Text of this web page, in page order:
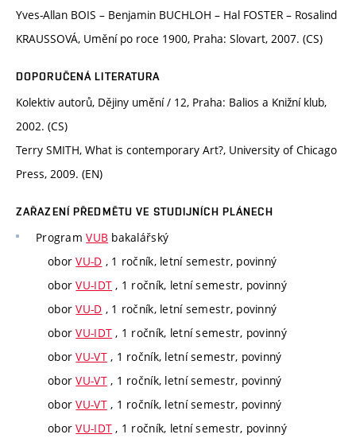
Yves-Allan BOIS – Benjamin BUCHLOH – Hal FOSTER – Rosalind
KRAUSSOVÁ, Umění po roce 1900, Praha: Slovart, 2007. (CS)
DOPORUČENÁ LITERATURA
Kolektiv autorů, Dějiny umění / 12, Praha: Balios a Knižní klub,
2002. (CS)
Terry SMITH, What is contemporary Art?, University of Chicago
Press, 2009. (EN)
ZAŘAZENÍ PŘEDMĚTU VE STUDIJNÍCH PLÁNECH
ProgramVUB bakalářský
oborVU-D , 1 ročník, letní semestr, povinný
oborVU-IDT , 1 ročník, letní semestr, povinný
oborVU-D , 1 ročník, letní semestr, povinný
oborVU-IDT , 1 ročník, letní semestr, povinný
oborVU-VT, 1 ročník, letní semestr, povinný
oborVU-VT, 1 ročník, letní semestr, povinný
oborVU-VT, 1 ročník, letní semestr, povinný
oborVU-IDT , 1 ročník, letní semestr, povinný